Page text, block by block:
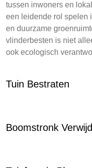
tussen inwoners en
een leidende rol spelen
en duurzame
vlinderbesten is niet
ook ecologisch
Tuin Bestraten
Boomstronk